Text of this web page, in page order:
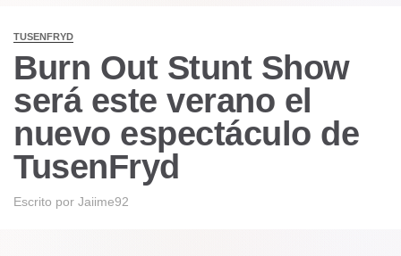
TUSENFRYD
Burn Out Stunt Show
será este verano el
nuevo espectáculo de
TusenFryd
Escrito por Jaiime92